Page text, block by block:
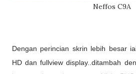
Neffos C9A
Dengan perincian skrin lebih besar
HD dan fullview display..ditambah